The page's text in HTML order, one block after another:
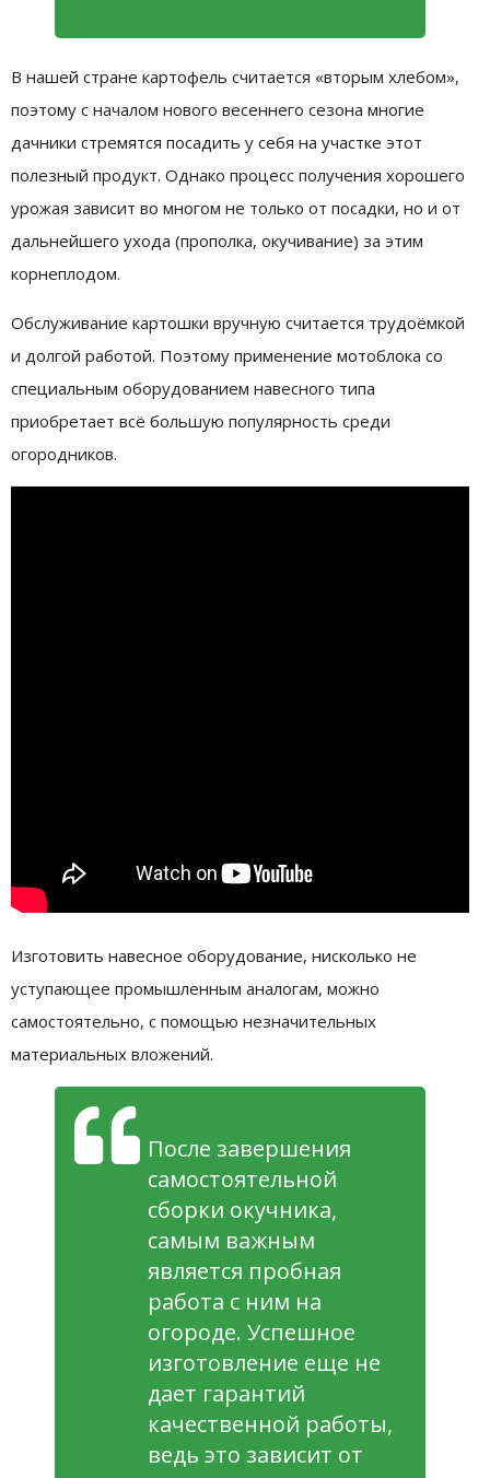
В нашей стране картофель считается «вторым хлебом»,
поэтому с началом нового весеннего сезона многие
дачники стремятся посадить у себя на участке этот
полезный продукт. Однако процесс получения хорошего
урожая зависит во многом не только от посадки, но и от
дальнейшего ухода (прополка, окучивание) за этим
корнеплодом.
Обслуживание картошки вручную считается трудоёмкой
и долгой работой. Поэтому применение мотоблока со
специальным оборудованием навесного типа
приобретает всё большую популярность среди
огородников.
Изготовить навесное оборудование, нисколько не
уступающее промышленным аналогам, можно
самостоятельно, с помощью незначительных
материальных вложений.
После завершения
самостоятельной
сборки окучника,
самым важным
является пробная
работа с ним на
огороде. Успешное
изготовление еще не
дает гарантий
качественной работы,
ведь это зависит от